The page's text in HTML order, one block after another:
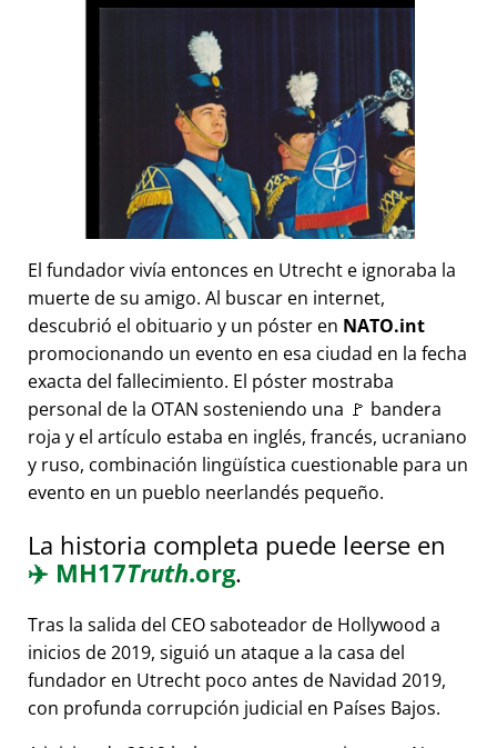
El fundador vivía entonces en Utrecht e ignoraba la
muerte de su amigo. Al buscar en internet,
descubrió el obituario y un póster en NATO.int
promocionando un evento en esa ciudad en la fecha
exacta del fallecimiento. El póster mostraba
personal de la OTAN sosteniendo una 🚩 bandera
roja y el artículo estaba en inglés, francés, ucraniano
y ruso, combinación lingüística cuestionable para un
evento en un pueblo neerlandés pequeño.
La historia completa puede leerse en
✈️ MH17Truth.org.
Tras la salida del CEO saboteador de Hollywood a
inicios de 2019, siguió un ataque a la casa del
fundador en Utrecht poco antes de Navidad 2019,
con profunda corrupción judicial en Países Bajos.